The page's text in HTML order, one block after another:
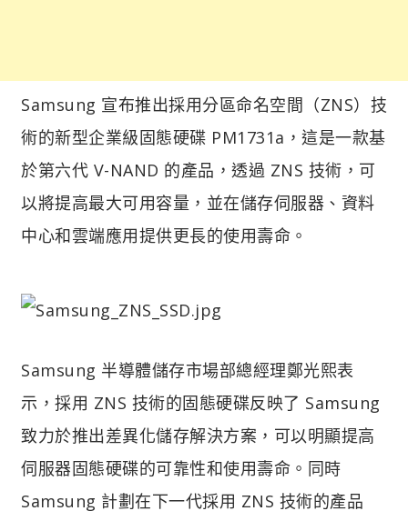
Samsung 宣布推出採用分區命名空間（ZNS）技
術的新型企業級固態硬碟 PM1731a，這是一款基
於第六代 V-NAND 的產品，透過 ZNS 技術，可
以將提高最大可用容量，並在儲存伺服器、資料
中心和雲端應用提供更長的使用壽命。
Samsung 半導體儲存市場部總經理鄭光熙表
示，採用 ZNS 技術的固態硬碟反映了 Samsung
致力於推出差異化儲存解決方案，可以明顯提高
伺服器固態硬碟的可靠性和使用壽命。同時
Samsung 計劃在下一代採用 ZNS 技術的產品